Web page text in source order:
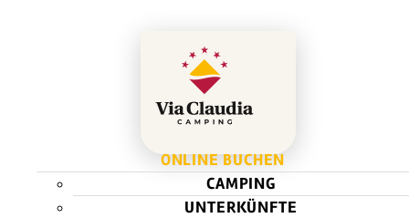
ONLINE BUCHEN
CAMPING
UNTERKÜNFTE